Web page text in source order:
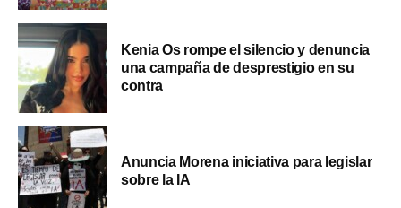
Kenia Os rompe el silencio y denuncia
una campaña de desprestigio en su
contra
Anuncia Morena iniciativa para legislar
sobre la IA